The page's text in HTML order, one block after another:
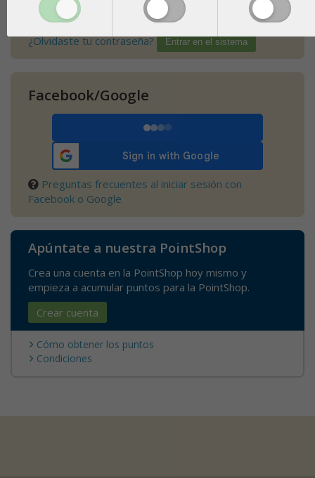
¿Olvidaste tu contraseña?
Facebook/Google
Preguntas frecuentes al iniciar sesión con
Facebook o Google
Apúntate a nuestra PointShop
Crea una cuenta en la PointShop hoy mismo y
empieza a acumular puntos para la PointShop.
Crear cuenta
Cómo obtener los puntos
Condiciones